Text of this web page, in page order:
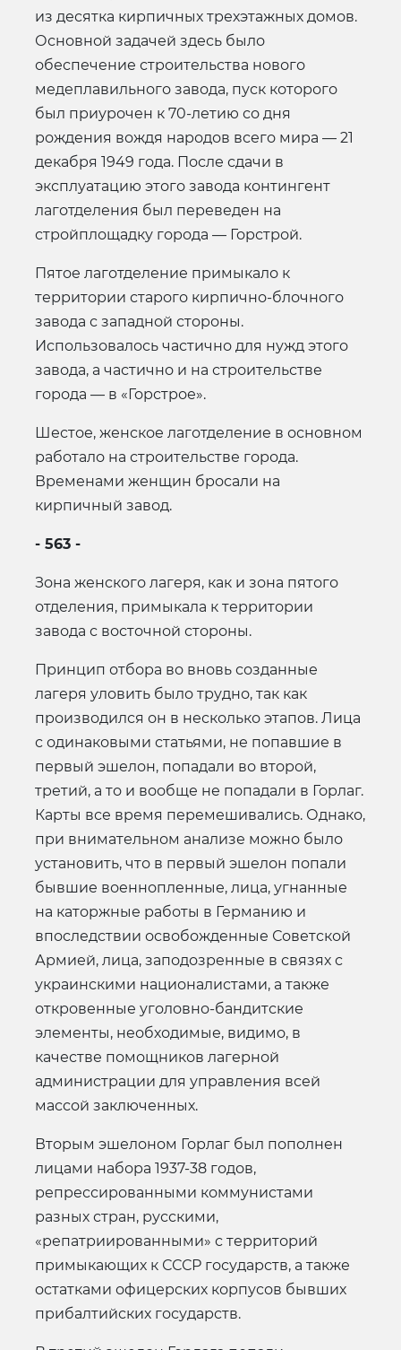
из десятка кирпичных трехэтажных домов.
Основной задачей здесь было
обеспечение строительства нового
медеплавильного завода, пуск которого
был приурочен к 70-летию со дня
рождения вождя народов всего мира — 21
декабря 1949 года. После сдачи в
эксплуатацию этого завода контингент
лаготделения был переведен на
стройплощадку города — Горстрой.
Пятое лаготделение примыкало к
территории старого кирпично-блочного
завода с западной стороны.
Использовалось частично для нужд этого
завода, а частично и на строительстве
города — в «Горстрое».
Шестое, женское лаготделение в основном
работало на строительстве города.
Временами женщин бросали на
кирпичный завод.
- 563 -
Зона женского лагеря, как и зона пятого
отделения, примыкала к территории
завода с восточной стороны.
Принцип отбора во вновь созданные
лагеря уловить было трудно, так как
производился он в несколько этапов. Лица
с одинаковыми статьями, не попавшие в
первый эшелон, попадали во второй,
третий, а то и вообще не попадали в Горлаг.
Карты все время перемешивались. Однако,
при внимательном анализе можно было
установить, что в первый эшелон попали
бывшие военнопленные, лица, угнанные
на каторжные работы в Германию и
впоследствии освобожденные Советской
Армией, лица, заподозренные в связях с
украинскими националистами, а также
откровенные уголовно-бандитские
элементы, необходимые, видимо, в
качестве помощников лагерной
администрации для управления всей
массой заключенных.
Вторым эшелоном Горлаг был пополнен
лицами набора 1937-38 годов,
репрессированными коммунистами
разных стран, русскими,
«репатриированными» с территорий
примыкающих к СССР государств, а также
остатками офицерских корпусов бывших
прибалтийских государств.